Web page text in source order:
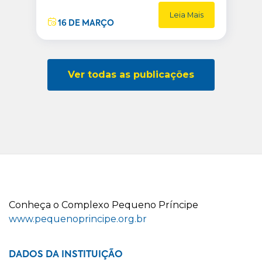
16 DE MARÇO
Leia Mais
Ver todas as publicações
Conheça o Complexo Pequeno Príncipe
www.pequenoprincipe.org.br
DADOS DA INSTITUIÇÃO